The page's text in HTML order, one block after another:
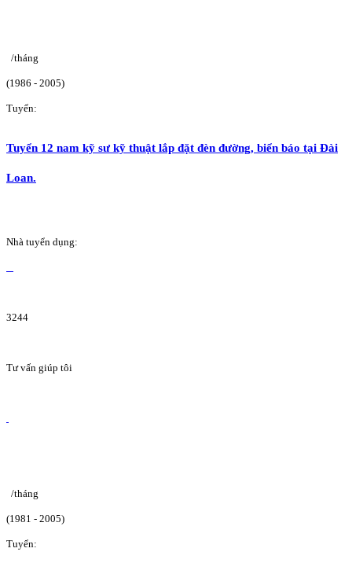
/tháng
(1986 - 2005)
Tuyển:
Tuyển 12 nam kỹ sư kỹ thuật lắp đặt đèn đường, biển báo tại Đài
Loan.
Nhà tuyển dụng:
3244
Tư vấn giúp tôi
/tháng
(1981 - 2005)
Tuyển: